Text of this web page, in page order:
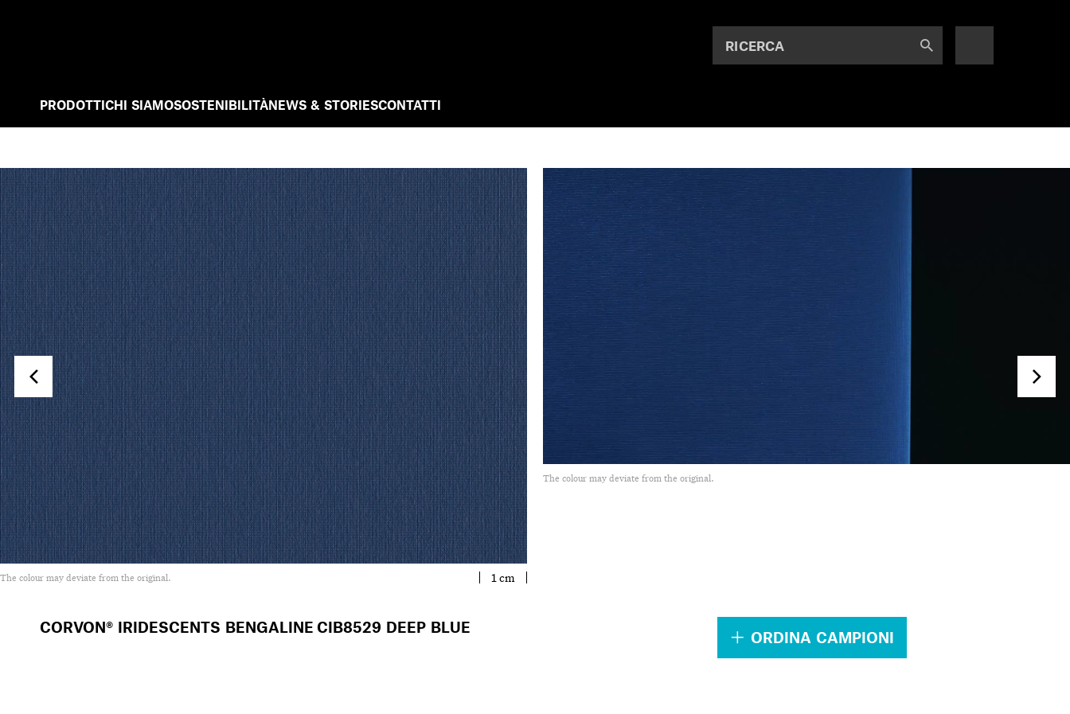
RICERCA
PRODOTTICHI SIAMOSOSTENIBILITÀNEWS & STORIESCONTATTI
The colour may deviate from the original. 1 cm
The colour may deviate from the original.
CORVON® IRIDESCENTS BENGALINE CIB8529 DEEP BLUE
ORDINA CAMPIONI